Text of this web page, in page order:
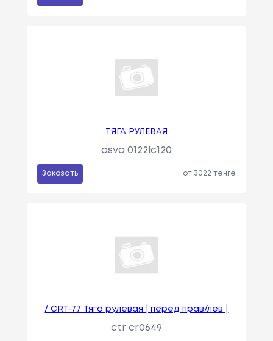
ТЯГА РУЛЕВАЯ
asva 0122lc120
Заказать от 3022 тенге
/ CRT-77 Тяга рулевая | перед прав/лев |
ctr cr0649